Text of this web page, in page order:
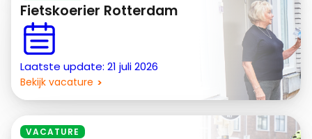
Fietskoerier Rotterdam
Laatste update: 21 juli 2026
Bekijk vacature
VACATURE